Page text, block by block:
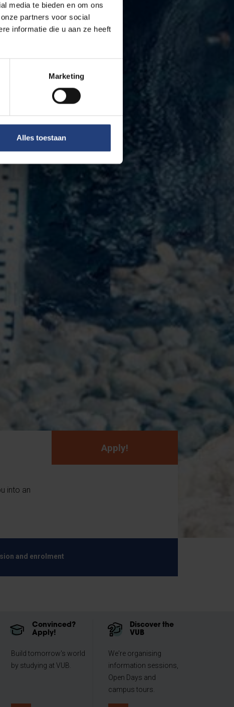
media te bieden en om ons
partners voor social
informatie die u aan ze heeft
Marketing
Alles toestaan
into an
Apply!
and enrolment
Convinced?
Apply!
Build tomorrow's world
by studying at VUB.
Discover the
VUB
We're organising
information sessions,
Open Days and
campus tours.